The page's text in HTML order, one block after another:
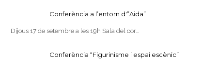
Conferència a l’entorn d'”Aida”
Dijous 17 de setembre a les 19h Sala del cor…
Conferència “Figurinisme i espai escènic”